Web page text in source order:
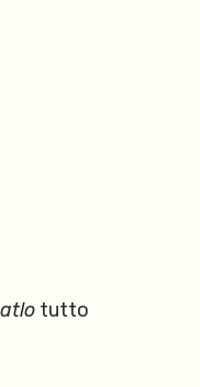
tutto